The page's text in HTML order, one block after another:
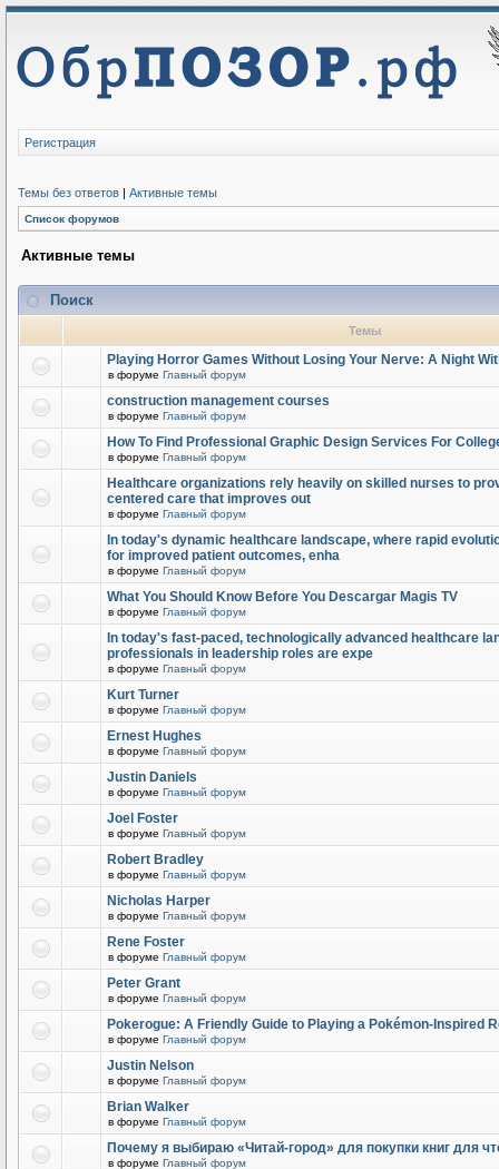
Регистрация
Темы без ответов | Активные темы
Список форумов
Активные темы
Поиск
Темы
Playing Horror Games Without Losing Your Nerve: A Night
в форуме Главный форум
construction management courses
в форуме Главный форум
How To Find Professional Graphic Design Services For
в форуме Главный форум
Healthcare organizations rely heavily on skilled nurses to
centered care that improves out
в форуме Главный форум
In today's dynamic healthcare landscape, where rapid
for improved patient outcomes, enha
в форуме Главный форум
What You Should Know Before You Descargar Magis TV
в форуме Главный форум
In today's fast-paced, technologically advanced healthcare
professionals in leadership roles are expe
в форуме Главный форум
Kurt Turner
в форуме Главный форум
Ernest Hughes
в форуме Главный форум
Justin Daniels
в форуме Главный форум
Joel Foster
в форуме Главный форум
Robert Bradley
в форуме Главный форум
Nicholas Harper
в форуме Главный форум
Rene Foster
в форуме Главный форум
Peter Grant
в форуме Главный форум
Pokerogue: A Friendly Guide to Playing a Pokémon-Inspired
в форуме Главный форум
Justin Nelson
в форуме Главный форум
Brian Walker
в форуме Главный форум
Почему я выбираю «Читай-город» для покупки книг для
в форуме Главный форум